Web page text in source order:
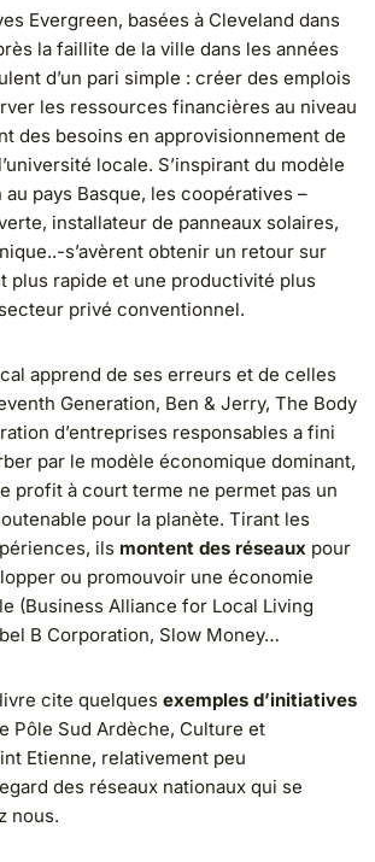
Evergreen, basées à Cleveland dans
la faillite de la ville dans les années
d’un pari simple : créer des emplois
les ressources financières au niveau
des besoins en approvisionnement de
locale. S’inspirant du modèle
pays Basque, les coopératives –
installateur de panneaux solaires,
s’avèrent obtenir un retour sur
plus rapide et une productivité plus
privé conventionnel.
apprend de ses erreurs et de celles
Generation, Ben & Jerry, The Body
d’entreprises responsables a fini
par le modèle économique dominant,
profit à court terme ne permet pas un
pour la planète. Tirant les
ils montent des réseaux pour
ou promouvoir une économie
(Business Alliance for Local Living
B Corporation, Slow Money…
cite quelques exemples d’initiatives
Pôle Sud Ardèche, Culture et
Etienne, relativement peu
des réseaux nationaux qui se
nous.